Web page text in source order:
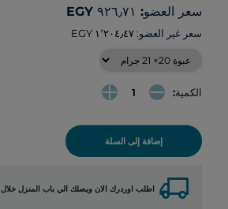
سعر العضو: ‏٩٢٦٫٧١ EGY
سعر غير العضو:
الكمية:
إضافة إلى السلة
local_shipping اطلب اوردرك الان ويصلك الي باب المنزل خلال 48